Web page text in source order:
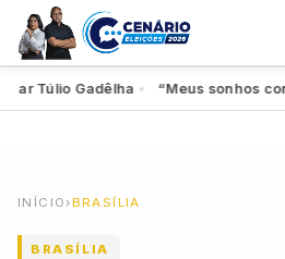
Gadêlha● “Meus sonhos
INÍCIO ›BRASÍLIA
BRASÍLIA